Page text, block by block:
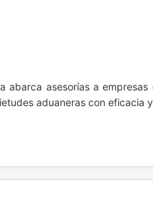
abarca asesorías a
aduaneras con eficacia